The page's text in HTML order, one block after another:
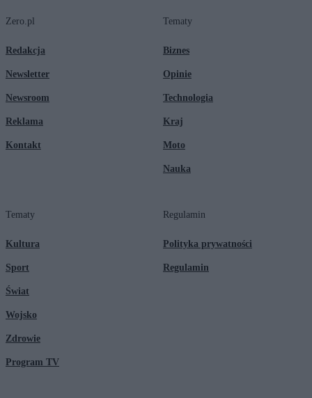
Zero.pl
Redakcja
Newsletter
Newsroom
Reklama
Kontakt
Tematy
Biznes
Opinie
Technologia
Kraj
Moto
Nauka
Tematy
Kultura
Sport
Świat
Wojsko
Zdrowie
Program TV
Regulamin
Polityka prywatności
Regulamin